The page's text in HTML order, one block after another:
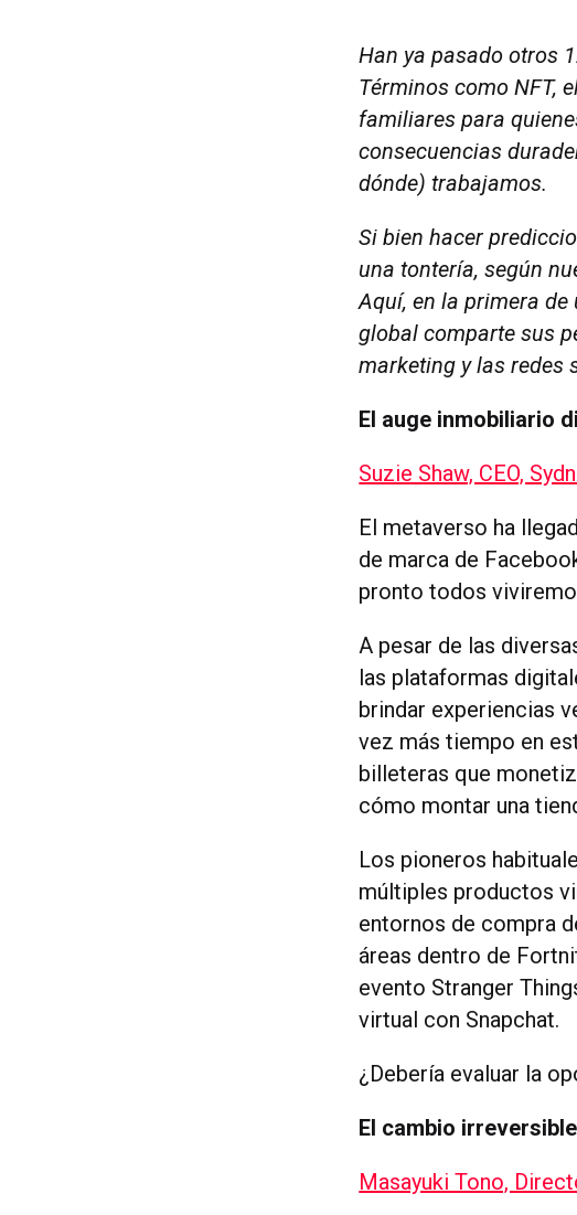
Han ya pasado otros
Términos como NFT,
familiares para
consecuencias
dónde) trabajamos.
Si bien hacer
una tontería, según
Aquí, en la primera
global comparte sus
marketing y las redes
El auge inmobiliario
Suzie Shaw, CEO,
​​El metaverso ha
de marca de
pronto todos
A pesar de las
las plataformas
brindar experiencias
vez más tiempo en
billeteras que
cómo montar una
Los pioneros
múltiples productos
entornos de compra
áreas dentro de
evento Stranger
virtual con Snapchat.
¿Debería evaluar la
El cambio
Masayuki Tono,